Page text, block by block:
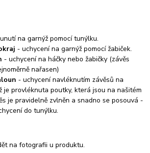
na garnýž pomocí tunýlku.
- uchycení na garnýž pomocí žabiček.
- uchycení na háčky nebo žabičky (závěs
nařasen)
- uchycení navléknutím závěsů na
je provléknuta poutky, která jsou na našitém
je pravidelně zvlněn a snadno se posouvá -
do tunýlku.
na fotografii u produktu.